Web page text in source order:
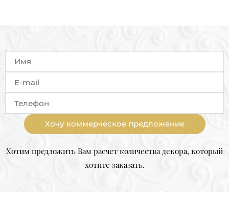
Хочу коммерческое предложение
Хотим предложить Вам расчет количества декора, который
хотите заказать.